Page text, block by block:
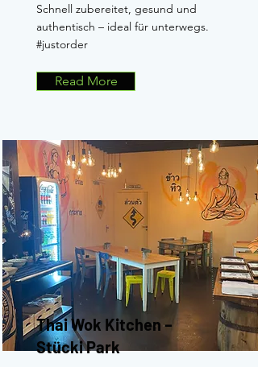
Schnell zubereitet, gesund und
authentisch – ideal für unterwegs.
#justorder
Read More
Thai Wok Kitchen –
Stücki Park